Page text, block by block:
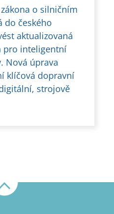
o silničním
do českého
aktualizovaná
pro inteligentní
Nová úprava
klíčová dopravní
strojově